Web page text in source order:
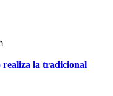
realiza la tradicional